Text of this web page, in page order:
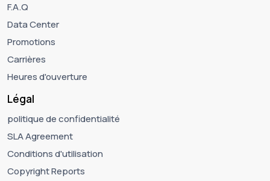
F.A.Q
Data Center
Promotions
Carrières
Heures d'ouverture
Légal
politique de confidentialité
SLA Agreement
Conditions d'utilisation
Copyright Reports